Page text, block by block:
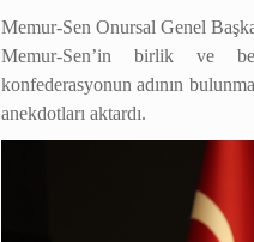
Memur-Sen Onursal Genel
Memur-Sen’in birlik ve
konfederasyonun adının
anekdotları aktardı.